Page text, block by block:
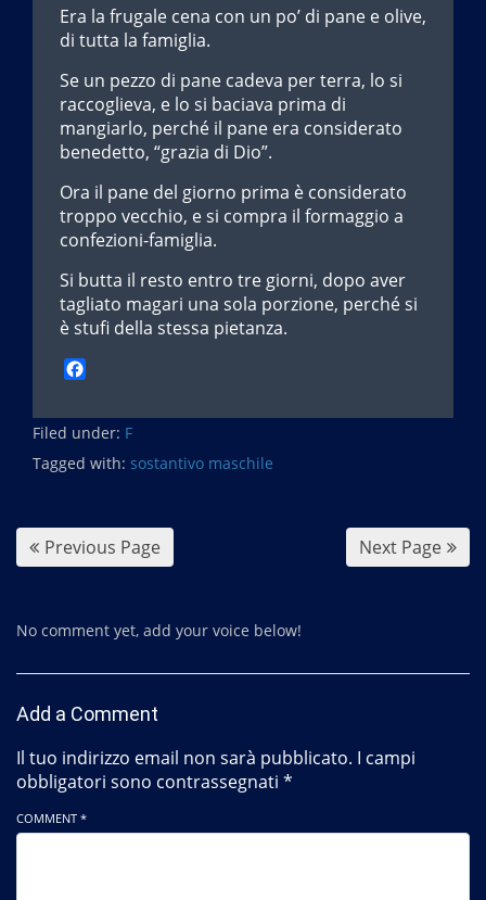
Era la frugale cena con un po’ di pane e olive,
di tutta la famiglia.
Se un pezzo di pane cadeva per terra, lo si
raccoglieva, e lo si baciava prima di
mangiarlo, perché il pane era considerato
benedetto, “grazia di Dio”.
Ora il pane del giorno prima è considerato
troppo vecchio, e si compra il formaggio a
confezioni-famiglia.
Si butta il resto entro tre giorni, dopo aver
tagliato magari una sola porzione, perché si
è stufi della stessa pietanza.
c
e
b
Filed under: F
Tagged with: sostantivo maschile
Previous Page Next Page
No comment yet, add your voice below!
Add a Comment
Il tuo indirizzo email non sarà pubblicato. I campi
obbligatori sono contrassegnati *
COMMENT *